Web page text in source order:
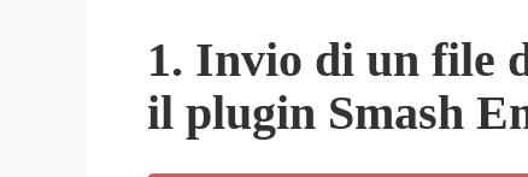
1. Invio di un file
il plugin Smash